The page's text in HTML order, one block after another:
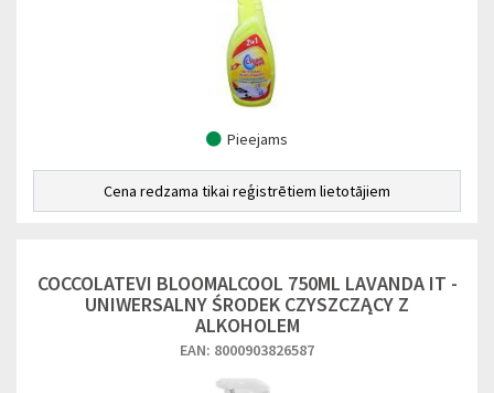
Pieejams
Cena redzama tikai reģistrētiem lietotājiem
COCCOLATEVI BLOOMALCOOL 750ML LAVANDA IT -
UNIWERSALNY ŚRODEK CZYSZCZĄCY Z
ALKOHOLEM
EAN: 8000903826587